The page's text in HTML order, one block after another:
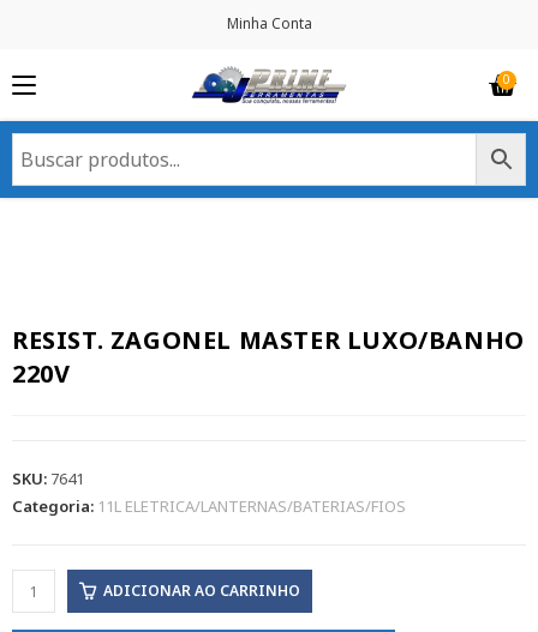
Minha Conta
RESIST. ZAGONEL MASTER LUXO/BANHO
220V
SKU: 7641
Categoria: 11L ELETRICA/LANTERNAS/BATERIAS/FIOS
ADICIONAR AO CARRINHO